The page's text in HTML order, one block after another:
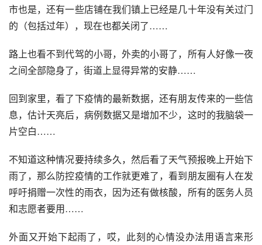
市也是，还有一些店铺在我们镇上已经是几十年没有关过门
的（包括过年），现在也都关闭了……
路上也看不到代驾的小哥，外卖的小哥了，所有人好像一夜
之间全部隐身了，街道上显得异常的安静……
回到家里，看了下疫情的最新数据，还有朋友传来的一些信
息，估计天亮后，病例数据又是增加不少，这时的我脑袋一
片空白……
不知道这种情况要持续多久，然后看了天气预报晚上开始下
雨了，那么防控疫情的工作就更难了，看到朋友圈有人在发
呼吁捐赠一次性的雨衣，因为还有做核酸，所有的医务人员
和志愿者要用……
外面又开始下起雨了，哎，此刻的心情没办法用语言来形